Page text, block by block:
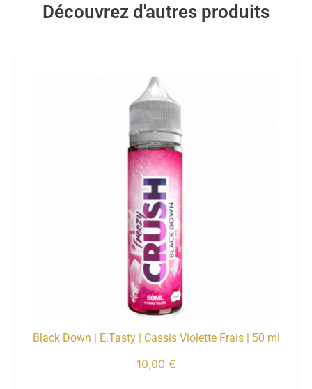
Découvrez d'autres produits
Black Down | E.Tasty | Cassis Violette Frais | 50 ml
10,00 €